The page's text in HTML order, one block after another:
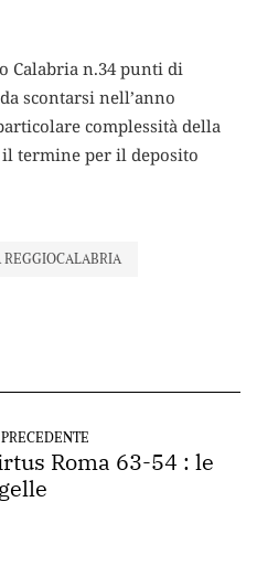
Calabria n.34 punti di
scontarsi nell’anno
complessità della
termine per il deposito
REGGIOCALABRIA
Roma 63-54 : le